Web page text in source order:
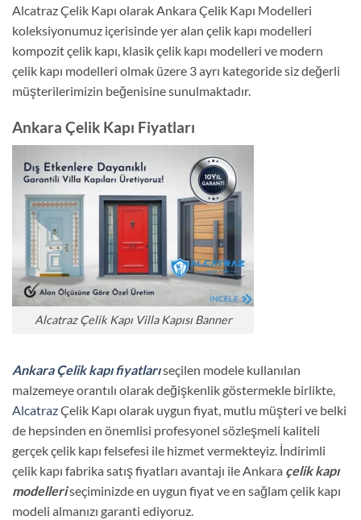
Alcatraz Çelik Kapı olarak Ankara Çelik Kapı Modelleri
koleksiyonumuz içerisinde yer alan çelik kapı modelleri
kompozit çelik kapı, klasik çelik kapı modelleri ve modern
çelik kapı modelleri olmak üzere 3 ayrı kategoride siz değerli
müşterilerimizin beğenisine sunulmaktadır.
Ankara Çelik Kapı Fiyatları
Alcatraz Çelik Kapı Villa Kapısı Banner
Ankara Çelik kapı fiyatlarıseçilen modele kullanılan
malzemeye orantılı olarak değişkenlik göstermekle birlikte,
AlcatrazÇelik Kapı olarak uygun fiyat, mutlu müşteri ve belki
de hepsinden en önemlisi profesyonel sözleşmeli kaliteli
gerçek çelik kapı felsefesi ile hizmet vermekteyiz. İndirimli
çelik kapı fabrika satış fiyatları avantajı ile Ankara çelik kapı
modelleriseçiminizde en uygun fiyat ve en sağlam çelik kapı
modeli almanızı garanti ediyoruz.